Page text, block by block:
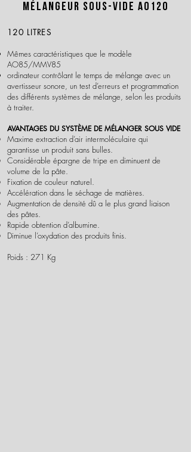
Mélangeur sous-vide AO120
120 LITRES
Mêmes caractéristiques que le modèle
AO85/MMV85
ordinateur contrôlant le temps de mélange avec un
avertisseur sonore, un test d’erreurs et programmation
des différents systèmes de mélange, selon les produits
à traiter.
AVANTAGES DU SYSTÈME DE MÉLANGER SOUS VIDE
Maxime extraction d’air intermoléculaire qui
garantisse un produit sans bulles.
Considérable épargne de tripe en diminuent de
volume de la pâte.
Fixation de couleur naturel.
Accélération dans le séchage de matières.
Augmentation de densité dû a le plus grand liaison
des pâtes.
Rapide obtention d’albumine.
Diminue l’oxydation des produits finis.
Poids : 271 Kg